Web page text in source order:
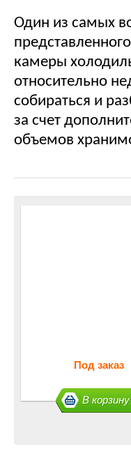
Один из самых
камеры
относительно
собираться и
за счет
объемов
Под заказ
В корзину